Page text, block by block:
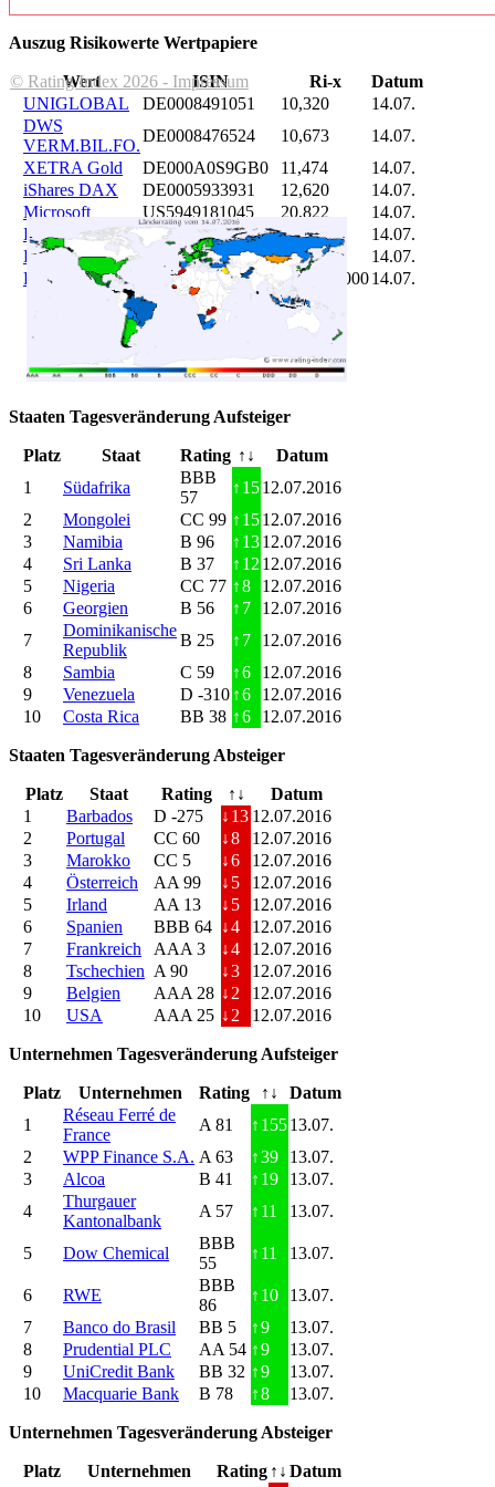
© Rating Index 2026 - Impressum
Auszug Risikowerte Wertpapiere
Wert ISIN Ri-x
Datum
UNIGLOBAL
DE0008491051 10,320
14.07.
DWS
VERM.BIL.FO.
DE0008476524 10,673
14.07.
XETRA Gold
DE000A0S9GB0 11,474
14.07.
iShares DAX
DE0005933931 12,620
14.07.
Microsoft
US5949181045 20,822
14.07.
DAIMLER
DE0007100000 46,047
14.07.
Brent Oil
DE000A0KRKM571,382
14.07.
Bitcoin
BITCOIN 185.899,00014.07.
Staaten Tagesveränderung Aufsteiger
Platz Staat Rating ↑↓
Datum
1
Südafrika
BBB
57
↑ 1512.07.2016
2
Mongolei CC 99 ↑ 1512.07.2016
3
Namibia B 96 ↑ 1312.07.2016
4
Sri Lanka B 37 ↑ 12 12.07.2016
5
Nigeria CC 77 ↑8
12.07.2016
6
Georgien B 56 ↑ 7
12.07.2016
7
Dominikanische
Republik
B 25 ↑ 7
12.07.2016
8
Sambia C 59 ↑6
12.07.2016
9
Venezuela D -310 ↑6
12.07.2016
10
Costa Rica BB 38 ↑6 12.07.2016
Staaten Tagesveränderung Absteiger
Platz Staat Rating ↑↓
Datum
1
Barbados D -275 ↓ 13 12.07.2016
2
Portugal CC 60 ↓8
12.07.2016
3
Marokko CC 5 ↓6
12.07.2016
4
Österreich AA 99 ↓ 5
12.07.2016
5
Irland AA 13 ↓ 5
12.07.2016
6
Spanien BBB 64 ↓4
12.07.2016
7
Frankreich AAA 3 ↓4
12.07.2016
8
Tschechien A 90 ↓3
12.07.2016
9
Belgien AAA 28 ↓ 2
12.07.2016
10
USA AAA 25 ↓ 2 12.07.2016
Unternehmen Tagesveränderung Aufsteiger
Platz Unternehmen Rating ↑↓
Datum
1
Réseau Ferré de
France
A 81 ↑ 15513.07.
2
WPP Finance S.A. A 63 ↑39
13.07.
3
Alcoa B 41 ↑ 19
13.07.
4
Thurgauer
Kantonalbank
A 57 ↑ 11 13.07.
5 Dow Chemical
BBB
55
↑ 11 13.07.
6 RWE
BBB
86
↑ 10
13.07.
7
Banco do Brasil BB 5 ↑9
13.07.
8
Prudential PLC AA 54 ↑9
13.07.
9
UniCredit Bank BB 32 ↑9
13.07.
10
Macquarie Bank B 78 ↑8 13.07.
Unternehmen Tagesveränderung Absteiger
Platz Unternehmen Rating ↑↓ Datum